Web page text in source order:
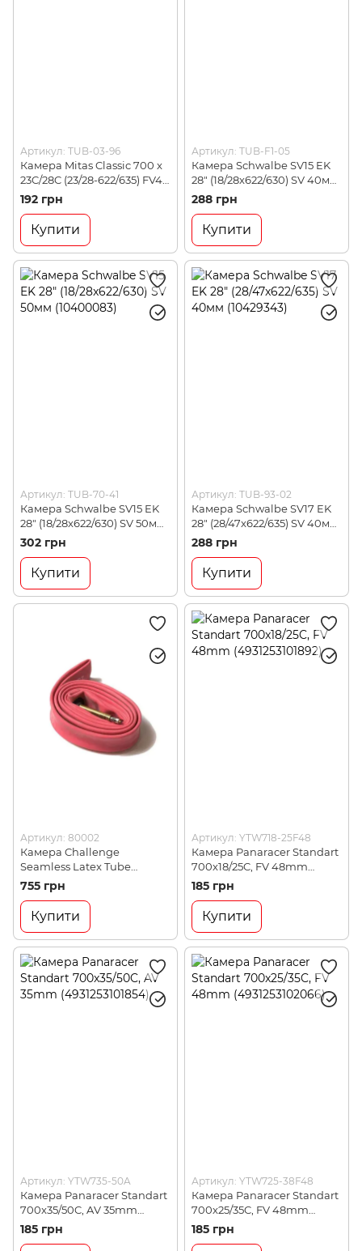
Артикул: TUB-03-96
Камера Mitas Classic 700 x
23C/28C (23/28-622/635) FV47
(5-10340010-110)
192 грн
Купити
Артикул: TUB-F1-05
Камера Schwalbe SV15 EK
28" (18/28x622/630) SV 40мм
(10427343)
288 грн
Купити
Артикул: TUB-70-41
Камера Schwalbe SV15 EK
28" (18/28x622/630) SV 50мм
(10400083)
302 грн
Купити
Артикул: TUB-93-02
Камера Schwalbe SV17 EK
28" (28/47x622/635) SV 40мм
(10429343)
288 грн
Купити
Артикул: 80002
Камера Challenge
Seamless Latex Tube
700x23/30, Presta 48mm
(8855627800029)
755 грн
Купити
Артикул: YTW718-25F48
Камера Panaracer Standart
700x18/25C, FV 48mm
(4931253101892)
185 грн
Купити
Артикул: YTW735-50A
Камера Panaracer Standart
700x35/50C, AV 35mm
(4931253101854)
185 грн
Артикул: YTW725-38F48
Камера Panaracer Standart
700x25/35C, FV 48mm
(4931253102066)
185 грн